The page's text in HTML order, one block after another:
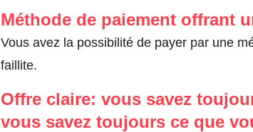
Méthode de paiement offrant
Vous avez la possibilité de payer par une
faillite.
Offre claire: vous savez
vous savez toujours ce que